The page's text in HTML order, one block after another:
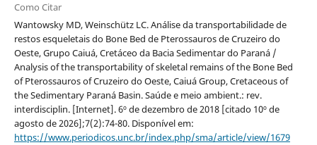
Como Citar
Wantowsky MD, Weinschütz LC. Análise da transportabilidade de
restos esqueletais do Bone Bed de Pterossauros de Cruzeiro do
Oeste, Grupo Caiuá, Cretáceo da Bacia Sedimentar do Paraná /
Analysis of the transportability of skeletal remains of the Bone Bed
of Pterossauros of Cruzeiro do Oeste, Caiuá Group, Cretaceous of
the Sedimentary Paraná Basin. Saúde e meio ambient.: rev.
interdisciplin. [Internet]. 6º de dezembro de 2018 [citado 10º de
agosto de 2026];7(2):74-80. Disponível em:
https://www.periodicos.unc.br/index.php/sma/article/view/1679